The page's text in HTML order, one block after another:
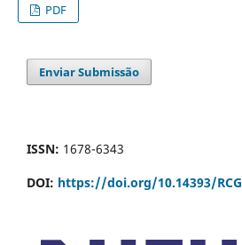
PDF
Enviar Submissão
ISSN: 1678-6343
DOI: https://doi.org/10.14393/RCG